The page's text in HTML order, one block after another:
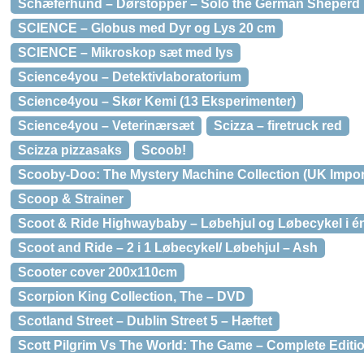
Schæferhund – Dørstopper – Solo the German Sheperd
SCIENCE – Globus med Dyr og Lys 20 cm
SCIENCE – Mikroskop sæt med lys
Science4you – Detektivlaboratorium
Science4you – Skør Kemi (13 Eksperimenter)
Science4you – Veterinærsæt
Scizza – firetruck red
Scizza pizzasaks
Scoob!
Scooby-Doo: The Mystery Machine Collection (UK
Scoop & Strainer
Scoot & Ride Highwaybaby – Løbehjul og Løbecykel i
Scoot and Ride – 2 i 1 Løbecykel/ Løbehjul – Ash
Scooter cover 200x110cm
Scorpion King Collection, The – DVD
Scotland Street – Dublin Street 5 – Hæftet
Scott Pilgrim Vs The World: The Game – Complete